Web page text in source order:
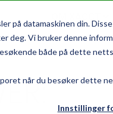
på datamaskinen din.
deg. Vi bruker denne
både på dette
når du besøker dette
Innstillinger